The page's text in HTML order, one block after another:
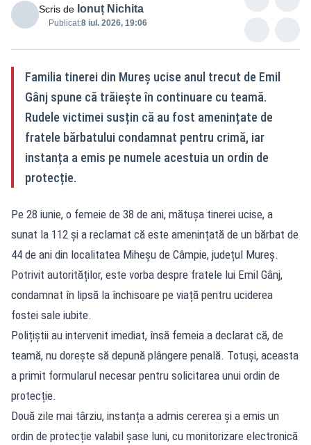
Scris de Ionuț Nichita
Publicat:8 iul. 2026, 19:06
Familia tinerei din Mureș ucise anul trecut de Emil
Gânj spune că trăiește în continuare cu teamă.
Rudele victimei susțin că au fost amenințate de
fratele bărbatului condamnat pentru crimă, iar
instanța a emis pe numele acestuia un ordin de
protecție.
Pe 28 iunie, o femeie de 38 de ani, mătușa tinerei ucise, a
sunat la 112 și a reclamat că este amenințată de un bărbat de
44 de ani din localitatea Miheșu de Câmpie, județul Mureș.
Potrivit autorităților, este vorba despre fratele lui Emil Gânj,
condamnat în lipsă la închisoare pe viață pentru uciderea
fostei sale iubite.
Polițiștii au intervenit imediat, însă femeia a declarat că, de
teamă, nu dorește să depună plângere penală. Totuși, aceasta
a primit formularul necesar pentru solicitarea unui ordin de
protecție.
Două zile mai târziu, instanța a admis cererea și a emis un
ordin de protecție valabil șase luni, cu monitorizare electronică